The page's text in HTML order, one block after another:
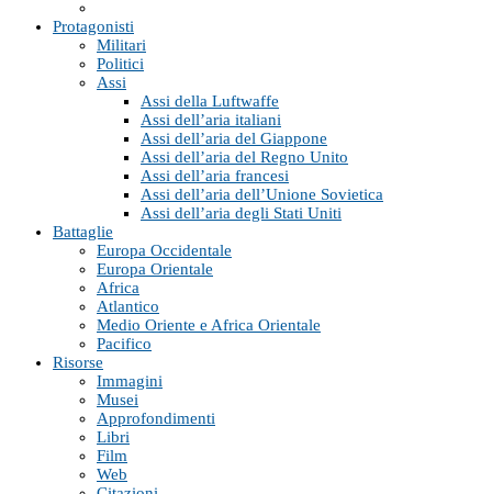
Protagonisti
Militari
Politici
Assi
Assi della Luftwaffe
Assi dell’aria italiani
Assi dell’aria del Giappone
Assi dell’aria del Regno Unito
Assi dell’aria francesi
Assi dell’aria dell’Unione Sovietica
Assi dell’aria degli Stati Uniti
Battaglie
Europa Occidentale
Europa Orientale
Africa
Atlantico
Medio Oriente e Africa Orientale
Pacifico
Risorse
Immagini
Musei
Approfondimenti
Libri
Film
Web